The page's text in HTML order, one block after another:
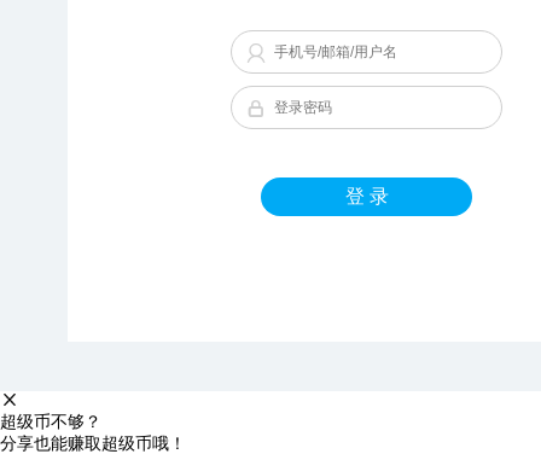
登 录
超级币不够？
分享也能赚取超级币哦！